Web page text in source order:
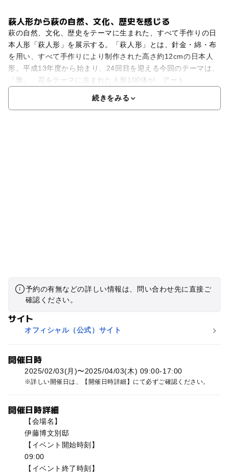
萩人形から萩の自然、文化、歴史を感じる
萩の自然、文化、歴史をテーマに生まれた、すべて手作りの日
本人形「萩人形」を展示する。「萩人形」とは、針金・綿・布
を用い、すべて手作りにより制作された高さ約12cmの日本人
形。平成13年度から始まり、24回目を迎える今回のテーマは、
「雅」。花をテーマに生まれた人形100体が、アート
続きをみる
予約の有無などの詳しい情報は、問い合わせ先に直接ご
確認ください。
サイト
オフィシャル（公式）サイト
開催日時
2025/02/03(月)〜2025/04/03(木) 09:00-17:00
詳しい開催日は、【開催日時詳細】にて必ずご確認ください。
開催日時詳細
【会場名】
伊藤博文別邸
【イベント開始時刻】
09:00
【イベント終了時刻】